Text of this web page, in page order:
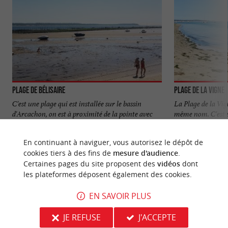
Plage de Bélisaire
C'est une plage qui est installée sur le bassin
d'Arcachon, on est à proximité de la pointe avec
458 m - Lège-Cap-Ferret
Plage de la Vigne
La Plage de la
même nom.
1,5 km -
NOUS AVONS TESTÉPOUR VOUS
En continuant à naviguer, vous autorisez le dépôt de
cookies tiers à des fins de mesure d'audience.
Certaines pages du site proposent des vidéosdont
les plateformes déposent également des cookies.
EN SAVOIR PLUS
JE REFUSE
J'ACCEPTE